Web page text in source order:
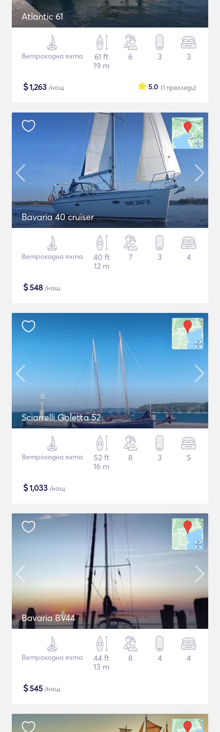
Atlantic 61
Ветроходна яхта
61 ft
19 m
6 3 3
$1,263 /нощ (1 прегледи)
5.0
Bavaria 40 cruiser
Ветроходна яхта
40 ft
12 m
7 3 4
$548 /нощ
Sciarrelli Goletta 52
Ветроходна яхта
52 ft
16 m
8 3 5
$1,033 /нощ
Bavaria BV44
Ветроходна яхта
44 ft
13 m
8 4 4
$545 /нощ